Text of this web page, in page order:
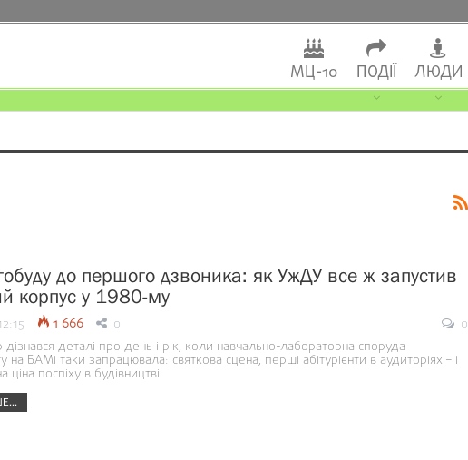
МЦ-10 ПОДІЇ ЛЮДИ
до першого дзвоника: як УжДУ все ж запустив
корпус у 1980-му
1 666 0
0
деталі про день і рік, коли навчально-лабораторна споруда
на БАМі таки запрацювала: святкова сцена, перші абітурієнти в аудиторіях – і
ціна поспіху в будівництві